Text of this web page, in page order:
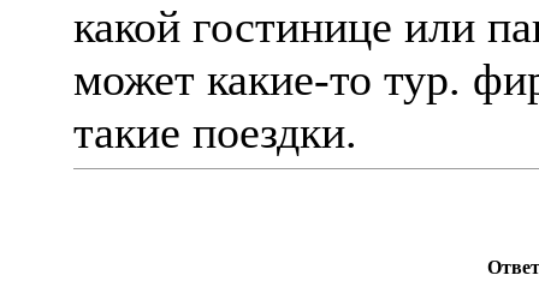
какой гостинице или
может какие-то тур.
такие поездки.